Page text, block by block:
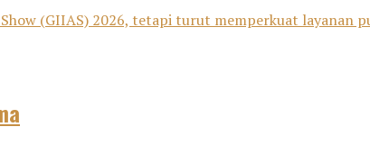
(GIIAS) 2026, tetapi turut memperkuat layanan